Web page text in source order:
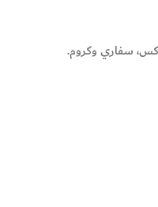
سفاري وكروم.